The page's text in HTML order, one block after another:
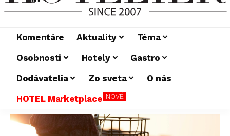
Komentáre Aktuality
Téma
Osobnosti
Hotely
Gastro
Dodávatelia
Zo sveta
O nás
HOTEL Marketplace NOVÉ